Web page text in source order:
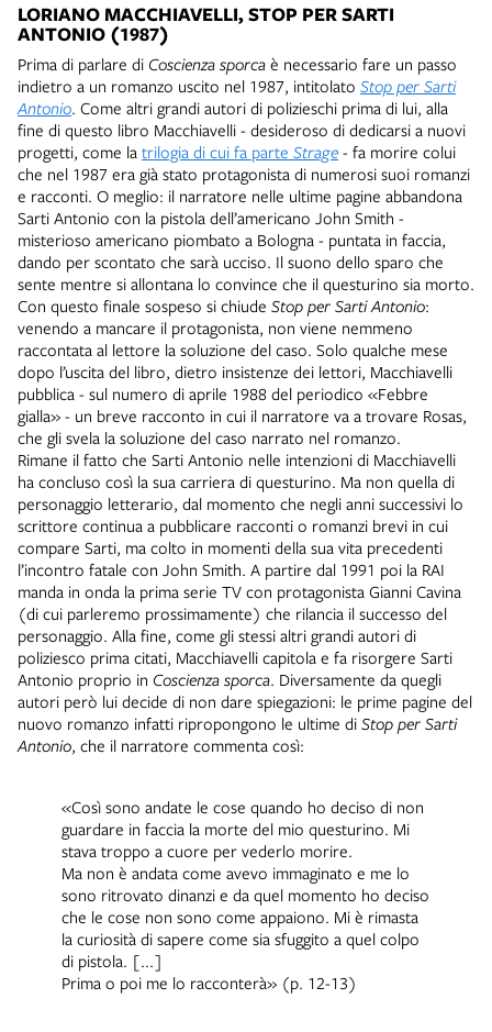
LORIANO MACCHIAVELLI, STOP PER SARTI
ANTONIO (1987)
Prima di parlare di Coscienza sporca è necessario fare un passo
indietro a un romanzo uscito nel 1987, intitolato Stop per Sarti
Antonio. Come altri grandi autori di polizieschi prima di lui, alla
fine di questo libro Macchiavelli - desideroso di dedicarsi a nuovi
progetti, come la trilogia di cui fa parte Strage - fa morire colui
che nel 1987 era già stato protagonista di numerosi suoi romanzi
e racconti. O meglio: il narratore nelle ultime pagine abbandona
Sarti Antonio con la pistola dell’americano John Smith -
misterioso americano piombato a Bologna - puntata in faccia,
dando per scontato che sarà ucciso. Il suono dello sparo che
sente mentre si allontana lo convince che il questurino sia morto.
Con questo finale sospeso si chiude Stop per Sarti Antonio:
venendo a mancare il protagonista, non viene nemmeno
raccontata al lettore la soluzione del caso. Solo qualche mese
dopo l’uscita del libro, dietro insistenze dei lettori, Macchiavelli
pubblica - sul numero di aprile 1988 del periodico «Febbre
gialla» - un breve racconto in cui il narratore va a trovare Rosas,
che gli svela la soluzione del caso narrato nel romanzo.
Rimane il fatto che Sarti Antonio nelle intenzioni di Macchiavelli
ha concluso così la sua carriera di questurino. Ma non quella di
personaggio letterario, dal momento che negli anni successivi lo
scrittore continua a pubblicare racconti o romanzi brevi in cui
compare Sarti, ma colto in momenti della sua vita precedenti
l’incontro fatale con John Smith. A partire dal 1991 poi la RAI
manda in onda la prima serie TV con protagonista Gianni Cavina
(di cui parleremo prossimamente) che rilancia il successo del
personaggio. Alla fine, come gli stessi altri grandi autori di
poliziesco prima citati, Macchiavelli capitola e fa risorgere Sarti
Antonio proprio in Coscienza sporca. Diversamente da quegli
autori però lui decide di non dare spiegazioni: le prime pagine del
nuovo romanzo infatti ripropongono le ultime di Stop per Sarti
Antonio, che il narratore commenta così:
«Così sono andate le cose quando ho deciso di non
guardare in faccia la morte del mio questurino. Mi
stava troppo a cuore per vederlo morire.
Ma non è andata come avevo immaginato e me lo
sono ritrovato dinanzi e da quel momento ho deciso
che le cose non sono come appaiono. Mi è rimasta
la curiosità di sapere come sia sfuggito a quel colpo
di pistola. [...]
Prima o poi me lo racconterà» (p. 12-13)